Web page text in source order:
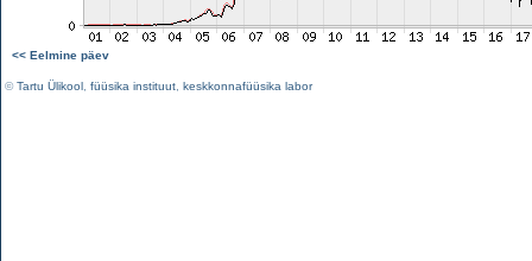
<< Eelmine päev
©Tartu Ülikool füüsika instituut keskkonnafüüsika labor